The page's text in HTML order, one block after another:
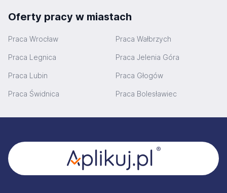
Oferty pracy w miastach
Praca Wrocław Praca Wałbrzych
Praca Legnica Praca Jelenia Góra
Praca Lubin Praca Głogów
Praca Świdnica Praca Bolesławiec